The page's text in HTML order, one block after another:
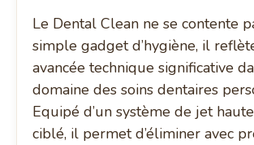
Le Dental Clean ne se contente
simple gadget d’hygiène, il
avancée technique significative
domaine des soins dentaires
Equipé d’un système de jet
ciblé, il permet d’éliminer avec